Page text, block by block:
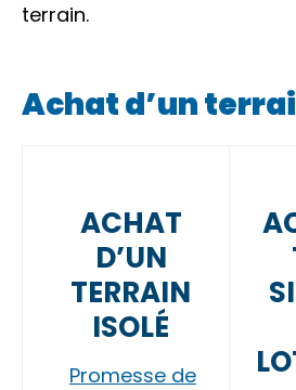
terrain.
Achat d’un
ACHAT
D’UN
TERRAIN
ISOLÉ
Promesse de